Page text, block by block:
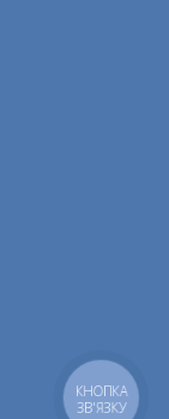
КНОПКА
ЗВ'ЯЗКУ